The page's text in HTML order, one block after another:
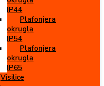
IP44
Plafonjera
okrugla
IP54
Plafonjera
okrugla
IP65
Visilice